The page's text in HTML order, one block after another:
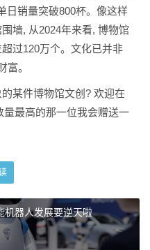
日销量突破800杯。像这样
墙, 从2024年来看, 博物馆
过120万个。文化已并非
富。
某件博物馆文创? 欢迎在
量最高的那一位我会赠送一
机器人发展要逆天啦